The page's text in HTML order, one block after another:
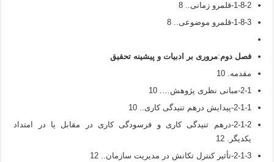
1-8-2-قلمرو زمانی.. 8
1-8-3-قلمرو موضوعی.. 8
فصل دوم:مروری بر ادبیات و پیشینه تحقیق
مقدمه. 10
2-1-مبانی نظری پژوهش…. 10
2-1-1-پیدایش درهم تنیدگی کاری.. 10
2-1-2-درهم تنیدگی کاری و فرسودگی کاری در مقابل یا در امتداد
یکدیگر. 12
2-1-3-تأثیر کنترل تکانش در مدیریت سازمان.. 12